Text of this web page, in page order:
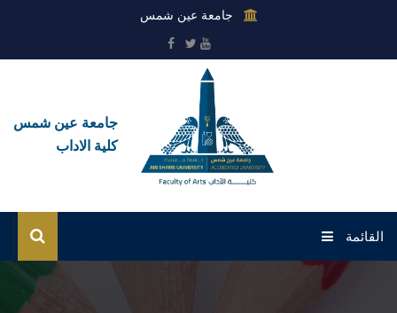
جامعة عين شمس
جامعة عين شمس
كلية الاداب
القائمة
الرئيسية